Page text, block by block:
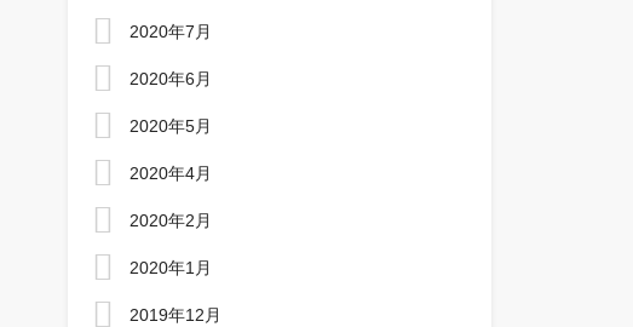
2020年7月
2020年6月
2020年5月
2020年4月
2020年2月
2020年1月
2019年12月